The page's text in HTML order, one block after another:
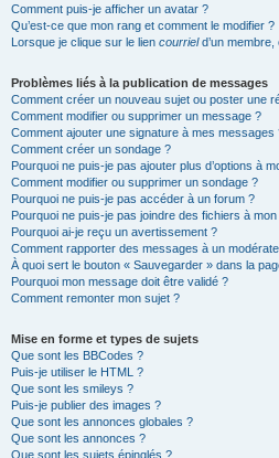
Comment puis-je afficher un avatar ?
Qu’est-ce que mon rang et comment le modifier ?
Lorsque je clique sur le lien courrield’un
Problèmes liés à la publication de messages
Comment créer un nouveau sujet ou poster une
Comment modifier ou supprimer un message ?
Comment ajouter une signature à mes messages
Comment créer un sondage ?
Pourquoi ne puis-je pas ajouter plus d’options à
Comment modifier ou supprimer un sondage ?
Pourquoi ne puis-je pas accéder à un forum ?
Pourquoi ne puis-je pas joindre des fichiers à
Pourquoi ai-je reçu un avertissement ?
Comment rapporter des messages à un
À quoi sert le bouton « Sauvegarder » dans la
Pourquoi mon message doit être validé ?
Comment remonter mon sujet ?
Mise en forme et types de sujets
Que sont les BBCodes ?
Puis-je utiliser le HTML ?
Que sont les smileys ?
Puis-je publier des images ?
Que sont les annonces globales ?
Que sont les annonces ?
Que sont les sujets épinglés ?